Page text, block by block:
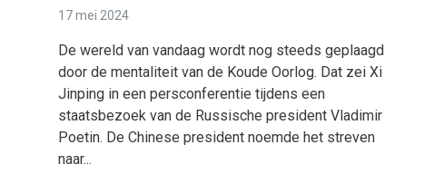
17 mei 2024
De wereld van vandaag wordt nog steeds geplaagd
door de mentaliteit van de Koude Oorlog. Dat zei Xi
Jinping in een persconferentie tijdens een
staatsbezoek van de Russische president Vladimir
Poetin. De Chinese president noemde het streven
naar...